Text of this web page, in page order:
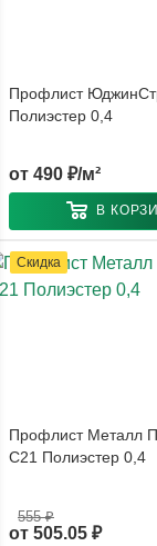
Профлист
Полиэстер 0,4
от 490 ₽/м²
В
Скидка
Профлист Металл
С21 Полиэстер 0,4
от 505.05 ₽
555 ₽